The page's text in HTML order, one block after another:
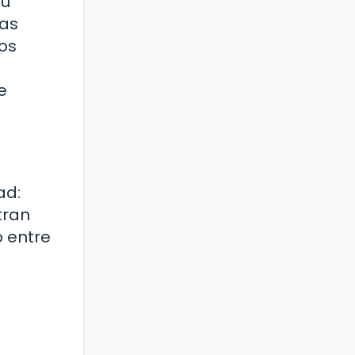
entre